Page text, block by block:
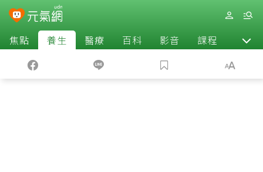
焦點 養生 醫療 百科 影音 課程 退休